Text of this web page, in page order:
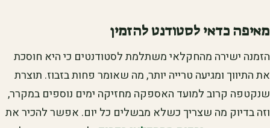
מאיפה כדאי לסטודנט להזמין
הזמנה ישירה מהחקלאי משתלמת לסטודנטים כי היא חוסכת
את התיווך ומגיעה טרייה יותר, מה שאומר פחות בזבוז. תוצרת
שנקטפה קרוב למועד האספקה מחזיקה ימים נוספים במקרר,
וזה בדיוק מה שצריך כשלא מבשלים כל יום. אפשר להכיר את